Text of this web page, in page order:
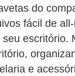
do
fácil de
escritório.
e